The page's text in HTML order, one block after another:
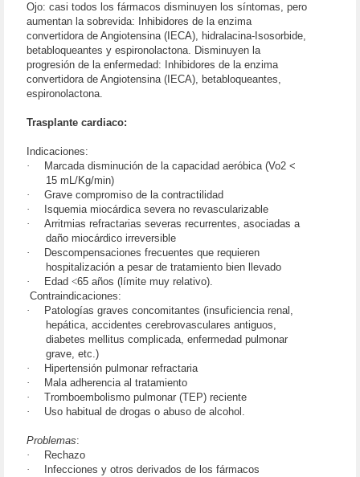
Ojo: casi todos los fármacos disminuyen los síntomas, pero
aumentan la sobrevida: Inhibidores de la enzima
convertidora de Angiotensina (IECA), hidralacina-Isosorbide,
betabloqueantes y espironolactona. Disminuyen la
progresión de la enfermedad: Inhibidores de la enzima
convertidora de Angiotensina (IECA), betabloqueantes,
espironolactona.
Trasplante cardiaco:
Indicaciones:
·
Marcada disminución de la capacidad aeróbica (Vo2 <
15 mL/Kg/min)
·
Grave compromiso de la contractilidad
·
Isquemia miocárdica severa no revascularizable
·
Arritmias refractarias severas recurrentes, asociadas a
daño miocárdico irreversible
·
Descompensaciones frecuentes que requieren
hospitalización a pesar de tratamiento bien llevado
·
Edad <65 años (límite muy relativo).
Contraindicaciones:
·
Patologías graves concomitantes (insuficiencia renal,
hepática, accidentes cerebrovasculares antiguos,
diabetes mellitus complicada, enfermedad pulmonar
grave, etc.)
·
Hipertensión pulmonar refractaria
·
Mala adherencia al tratamiento
·
Tromboembolismo pulmonar (TEP) reciente
·
Uso habitual de drogas o abuso de alcohol.
Problemas:
·
Rechazo
·
Infecciones y otros derivados de los fármacos